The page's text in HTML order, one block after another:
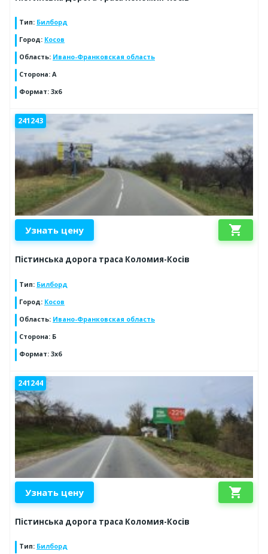
Тип: Билборд
Город: Косов
Область: Ивано-Франковская область
Сторона: А
Формат: 3х6
241243
Узнать цену shopping_cart
Пістинська дорога траса Коломия-Косів
Тип: Билборд
Город: Косов
Область: Ивано-Франковская область
Сторона: Б
Формат: 3х6
241244
Узнать цену shopping_cart
Пістинська дорога траса Коломия-Косів
Тип: Билборд